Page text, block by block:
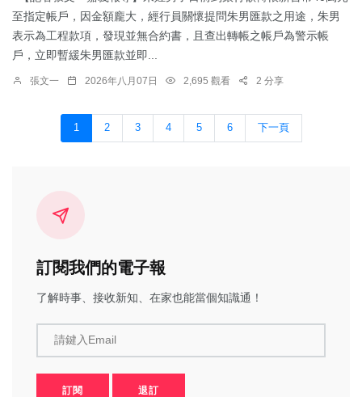
至指定帳戶，因金額龐大，經行員關懷提問朱男匯款之用途，朱男
表示為工程款項，發現並無合約書，且查出轉帳之帳戶為警示帳
戶，立即暫緩朱男匯款並即...
張文一 2026年八月07日 2,695 觀看 2 分享
1 2 3 4 5 6 下一頁
訂閱我們的電子報
了解時事、接收新知、在家也能當個知識通！
請鍵入Email
訂閱 退訂